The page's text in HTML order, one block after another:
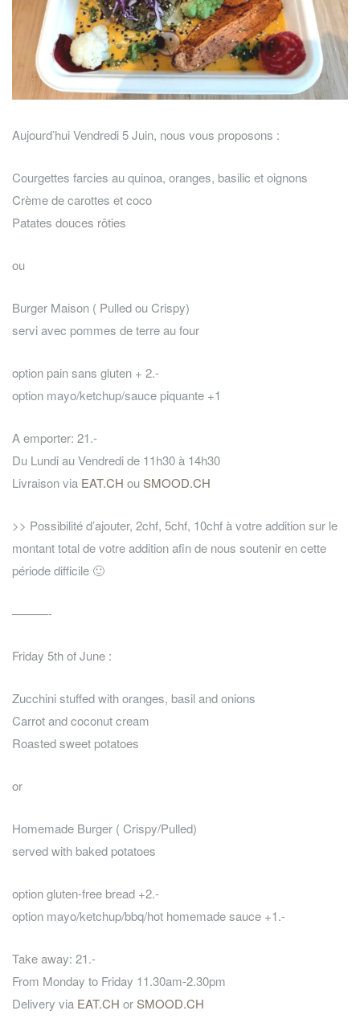
Aujourd’hui Vendredi 5 Juin, nous vous proposons :
Courgettes farcies au quinoa, oranges, basilic et oignons
Crème de carottes et coco
Patates douces rôties
ou
Burger Maison ( Pulled ou Crispy)
servi avec pommes de terre au four
option pain sans gluten + 2.-
option mayo/ketchup/sauce piquante +1
A emporter: 21.-
Du Lundi au Vendredi de 11h30 à 14h30
Livraison via EAT.CH ouSMOOD.CH
>> Possibilité d’ajouter, 2chf, 5chf, 10chf à votre addition sur le
montant total de votre addition afin de nous soutenir en cette
période difficile 🙂
———-
Friday 5th of June :
Zucchini stuffed with oranges, basil and onions
Carrot and coconut cream
Roasted sweet potatoes
or
Homemade Burger ( Crispy/Pulled)
served with baked potatoes
option gluten-free bread +2.-
option mayo/ketchup/bbq/hot homemade sauce +1.-
Take away: 21.-
From Monday to Friday 11.30am-2.30pm
Delivery via EAT.CH orSMOOD.CH